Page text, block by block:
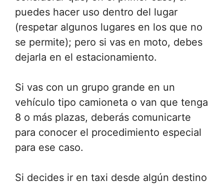
puedes hacer uso dentro del lugar
(respetar algunos lugares en los que no
se permite); pero si vas en moto, debes
dejarla en el estacionamiento.
Si vas con un grupo grande en un
vehículo tipo camioneta o van que tenga
8 o más plazas, deberás comunicarte
para conocer el procedimiento especial
para ese caso.
Si decides ir en taxi desde algún destino